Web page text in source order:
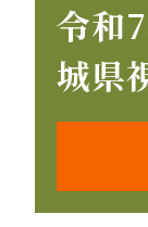
令和
城県